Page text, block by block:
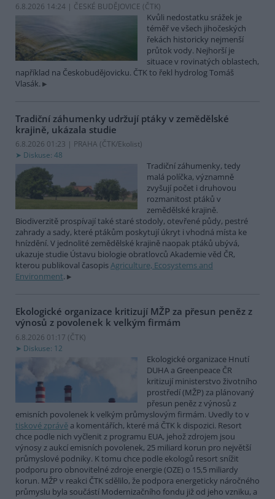
6.8.2026 14:24 | ČESKÉ BUDĚJOVICE (ČTK)
Kvůli nedostatku srážek je
téměř ve všech jihočeských
řekách historicky nejmenší
průtok vody. Nejhorší je
situace v rovinatých oblastech,
například na Českobudějovicku. ČTK to řekl hydrolog Tomáš
Vlasák.
Tradiční záhumenky udržují ptáky v zemědělské
krajině, ukázala studie
6.8.2026 01:23 | PRAHA (ČTK/Ekolist)
Diskuse: 48
Tradiční záhumenky, tedy
malá políčka, významně
zvyšují počet i druhovou
rozmanitost ptáků v
zemědělské krajině.
Biodiverzitě prospívají také staré stodoly, otevřené půdy, pestré
zahrady a sady, které ptákům poskytují úkryt i vhodná místa ke
hnízdění. V jednolité zemědělské krajině naopak ptáků ubývá,
ukazuje studie Ústavu biologie obratlovců Akademie věd ČR,
kterou publikoval časopisAgriculture, Ecosystems and
Environment.
Ekologické organizace kritizují MŽP za přesun peněz z
výnosů z povolenek k velkým firmám
6.8.2026 01:17 (ČTK)
Diskuse: 12
Ekologické organizace Hnutí
DUHA a Greenpeace ČR
kritizují ministerstvo životního
prostředí (MŽP) za plánovaný
přesun peněz z výnosů z
emisních povolenek k velkým průmyslovým firmám. Uvedly to v
tiskové zprávě a komentářích, které má ČTK k dispozici. Resort
chce podle nich vyčlenit z programu EUA, jehož zdrojem jsou
výnosy z aukcí emisních povolenek, 25 miliard korun pro největší
průmyslové podniky. K tomu chce podle ekologů resort snížit
podporu pro obnovitelné zdroje energie (OZE) o 15,5 miliardy
korun. MŽP v reakci ČTK sdělilo, že podpora energeticky náročného
průmyslu byla součástí Modernizačního fondu již od jeho vzniku, a